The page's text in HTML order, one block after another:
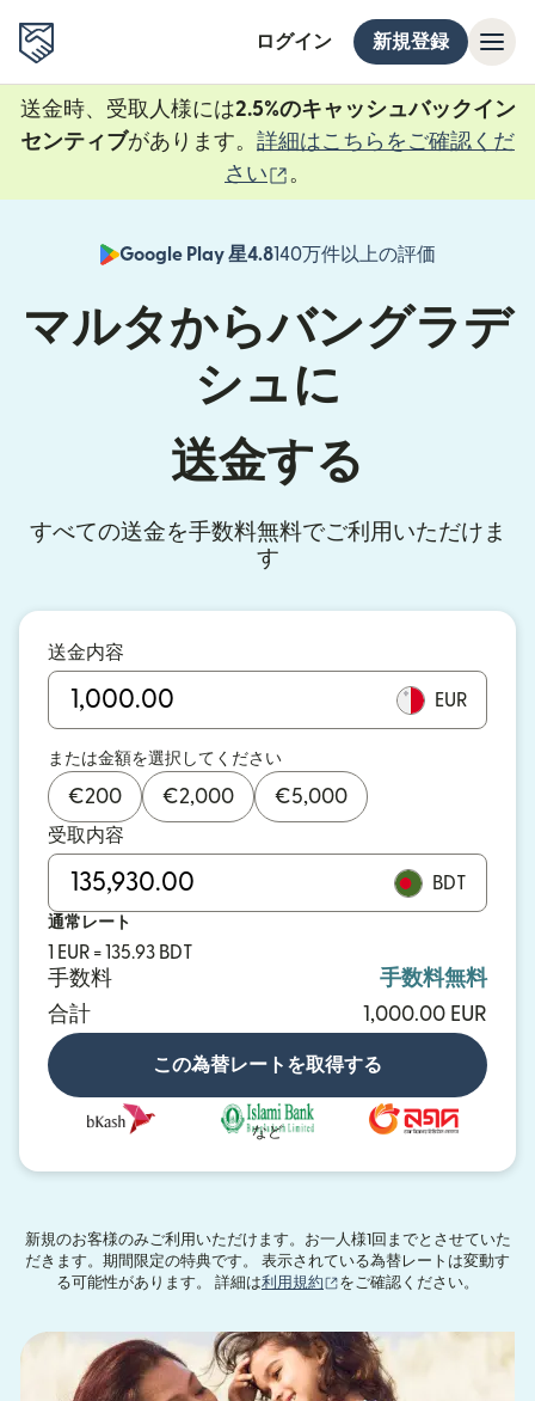
ログイン 新規登録
送金時、受取人様には2.5%のキャッシュバックイン
センティブがあります。 詳細はこちらをご確認くだ
さい
。
Google Play 星4.8140万件以上の評価
（別ウィン
マルタからバングラデ
シュに
送金する
すべての送金を手数料無料でご利用いただけま
す
送金内容
EUR
または金額を選択してください
€200 €2,000 €5,000
受取内容
BDT
通常レート
1 EUR = 135.93 BDT
手数料
手数料無料
合計
1,000.00 EUR
この為替レートを取得する
など
新規のお客様のみご利用いただけます。お一人様1回までとさせていた
だきます。期間限定の特典です。 表示されている為替レートは変動す
る可能性があります。 詳細は利用規約 （別ウィンドウで開きます
をご確認ください。